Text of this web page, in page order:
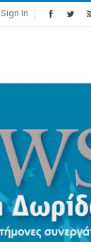
Sign In